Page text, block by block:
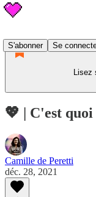
S'abonner
Se
Lisez
💖 | C'est
Camille de Peretti
déc. 28, 2021